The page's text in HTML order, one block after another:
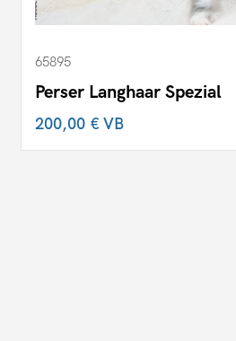
65895
Perser Langhaar Spezial
200,00 €VB